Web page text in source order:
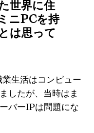
世界に住
ニPCを持
は思って
生活はコンピュー
したが、当時はま
バーIPは問題にな